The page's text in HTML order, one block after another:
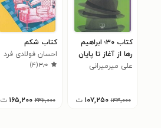
کتاب ۳۰؛ ابراهیم
رها از آغاز تا پایان
علی میرمیرانی
۱۴۳,۰۰۰ ۱۰۷,۲۵۰ ت
کتاب شکم
احسان فولادی فرد
۳٫۰(۴)
۲۳۶,۰۰۰ ۱۶۵,۲۰۰ ت